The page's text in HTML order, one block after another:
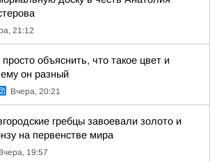
21:12
просто объяснить, что такое цвет и
он разный
Вчера, 20:21
гребцы завоевали золото и
на первенстве мира
19:57